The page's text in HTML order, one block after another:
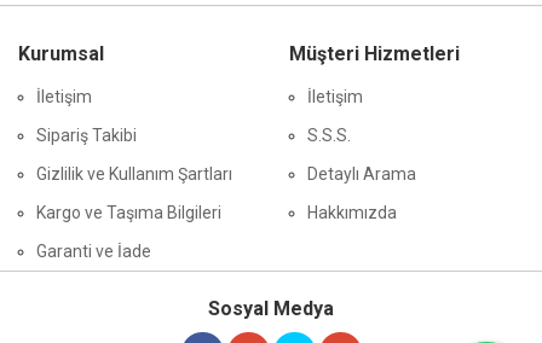
Kurumsal
İletişim
Sipariş Takibi
Gizlilik ve Kullanım Şartları
Kargo ve Taşıma Bilgileri
Garanti ve İade
Müşteri Hizmetleri
İletişim
S.S.S.
Detaylı Arama
Hakkımızda
Sosyal Medya